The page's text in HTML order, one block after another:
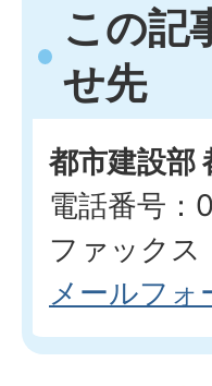
この記
せ先
都市建設部
電話番号
ファック
メールフ